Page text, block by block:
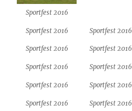
Sportfest 2016
Sportfest 2016 Sportfest 2016
Sportfest 2016 Sportfest 2016
Sportfest 2016 Sportfest 2016
Sportfest 2016 Sportfest 2016
Sportfest 2016 Sportfest 2016